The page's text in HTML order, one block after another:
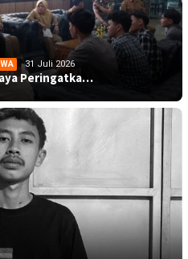
31 Juli 2026
Peringatka…